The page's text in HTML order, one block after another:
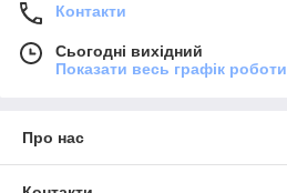
Контакти
Сьогодні вихідний
Показати весь графік роботи
Про нас